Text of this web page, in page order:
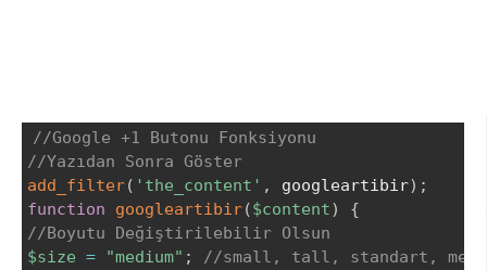
//Google +1 Butonu Fonksiyonu
//Yazıdan Sonra Göster
add_filter( 'the_content' , googleartibir) ;
function
googleartibir($content)
{
//Boyutu Değiştirilebilir Olsun
$size = "medium" ;
//small, tall, standart,